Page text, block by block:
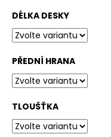
DÉLKA DESKY
PŘEDNÍ HRANA
TLOUŠŤKA
e
2105-
FP
OAK
EFFECT
94
Kč